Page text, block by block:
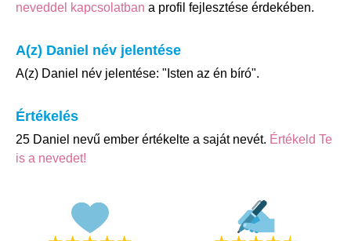
neveddel kapcsolatban a profil fejlesztése érdekében.
A(z) Daniel név jelentése
A(z) Daniel név jelentése: "Isten az én bíró".
Értékelés
25 Daniel nevű ember értékelte a saját nevét. Értékeld Te
is a nevedet!